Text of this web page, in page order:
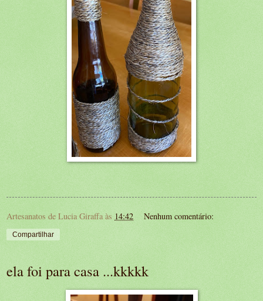
Artesanatos de Lucia Giraffa às 14:42 Nenhum comentário:
Compartilhar
ela foi para casa ...kkkkk